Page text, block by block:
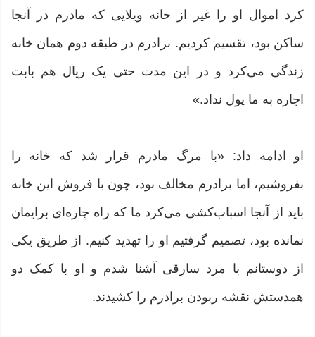
کرد اموال او را غیر از خانه ویلایی که مادرم در آنجا
ساکن بود، تقسیم کردیم. برادرم در طبقه دوم همان خانه
زندگی می‌کرد و در این مدت حتی یک ریال هم بابت
اجاره به ما پول نداد.»
او ادامه داد: «با مرگ مادرم قرار شد که خانه را
بفروشیم، اما برادرم مخالف بود، چون با فروش این خانه
باید از آنجا اسباب‌کشی می‌کرد ما که راه چاره‌ای برایمان
نمانده بود، تصمیم گرفتیم او را تهدید کنیم. از طریق یکی
از دوستانم با مرد سارقی آشنا شدم و او با کمک دو
همدستش نقشه ربودن برادرم را کشیدند.